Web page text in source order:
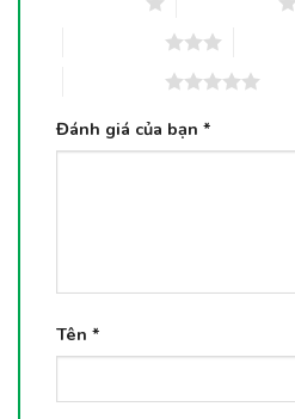
Đánh giá của bạn *
Tên *